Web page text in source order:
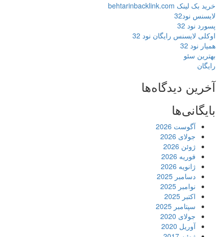
خرید بک لینک behtarinbacklink.com
لایسنس نود32
پسورد نود 32
اوکلی لایسنس رایگان نود 32
همیار نود 32
بهترین سئو
رایگان
آخرین دیدگاه‌ها
بایگانی‌ها
آگوست 2026
جولای 2026
ژوئن 2026
فوریه 2026
ژانویه 2026
دسامبر 2025
نوامبر 2025
اکتبر 2025
سپتامبر 2025
جولای 2020
آوریل 2020